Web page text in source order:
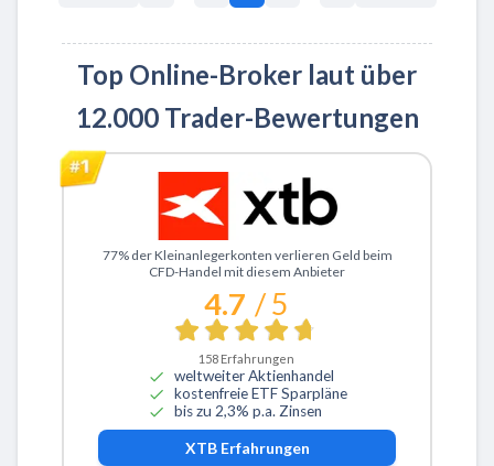
Top Online-Broker laut über
12.000 Trader-Bewertungen
Zu XTB
77% der Kleinanlegerkonten verlieren Geld beim
CFD-Handel mit diesem Anbieter
4.7 / 5
158 Erfahrungen
weltweiter Aktienhandel
kostenfreie ETF Sparpläne
bis zu 2,3% p.a. Zinsen
XTBErfahrungen